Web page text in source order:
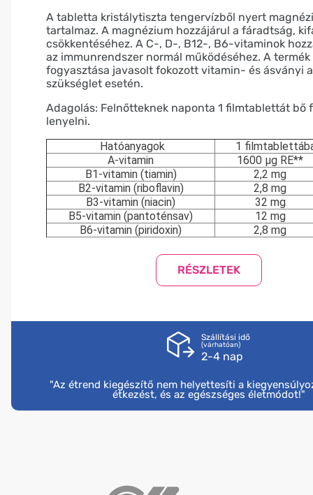
A tabletta kristálytiszta tengervízből nyert
tartalmaz. A magnézium hozzájárul a fáradtság,
csökkentéséhez. A C-, D-, B12-, B6-vitaminok
az immunrendszer normál működéséhez. A termék
fogyasztása javasolt fokozott vitamin- és ásványi
szükséglet esetén.
Adagolás: Felnőtteknek naponta 1 filmtablettát bő
lenyelni.
Hatóanyagok
1
A-vitamin
1600 μg RE**
B1-vitamin (tiamin)
2,2 mg
B2-vitamin (riboflavin)
2,8 mg
B3-vitamin (niacin)
32 mg
B5-vitamin (pantoténsav)
12 mg
B6-vitamin (piridoxin)
2,8 mg
400 μg
160 mg
Vas (szerves formában)
7 mg
Cink (szerves formában)
15 mg
Réz (szerves formában)
1 mg
Szállítási idő
(várhatóan)
2-4 nap
"Az étrend kiegészítő nem helyettesíti a
étkezést, és az egészséges életmódot!"